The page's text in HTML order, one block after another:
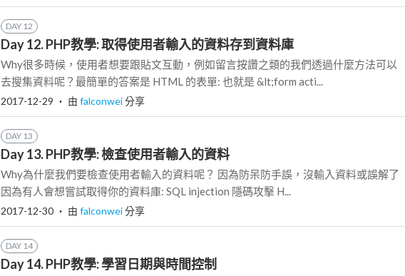
DAY 12
Day 12. PHP教學: 取得使用者輸入的資料存到資料庫
Why很多時候，使用者想要跟貼文互動，例如留言按讚之類的我們透過什麼方法可以
去搜集資料呢？最簡單的答案是 HTML 的表單: 也就是 &lt;form acti...
2017-12-29 ‧ 由 falconwei分享
DAY 13
Day 13. PHP教學: 檢查使用者輸入的資料
Why為什麼我們要檢查使用者輸入的資料呢？ 因為防呆防手誤，沒輸入資料或誤解了
因為有人會想嘗試取得你的資料庫: SQL injection 隱碼攻擊 H...
2017-12-30 ‧ 由 falconwei分享
DAY 14
Day 14. PHP教學: 學習日期與時間控制